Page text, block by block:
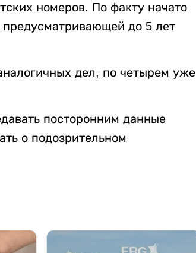
номеров. По факту начато
предусматривающей до 5 лет
дел, по четырем уже
посторонним данные
о подозрительном